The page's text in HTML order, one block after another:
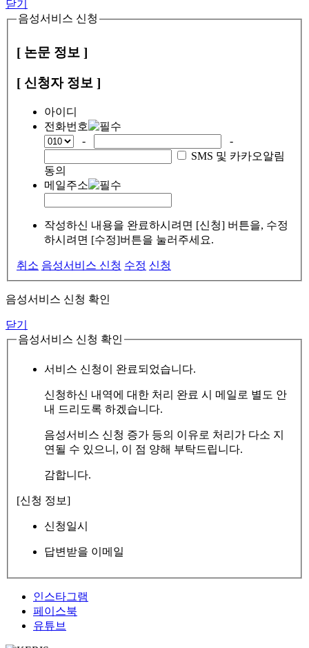
닫기
음성서비스 신청
[ 논문 정보 ]
[ 신청자 정보 ]
아이디
전화번호
-
-
SMS 및 카카오알림
동의
메일주소
작성하신 내용을 완료하시려면 [신청] 버튼을, 수정
하시려면 [수정]버튼을 눌러주세요.
취소 음성서비스 신청 수정 신청
음성서비스 신청 확인
닫기
음성서비스 신청 확인
서비스 신청이 완료되었습니다.
신청하신 내역에 대한 처리 완료 시 메일로 별도 안
내 드리도록 하겠습니다.
음성서비스 신청 증가 등의 이유로 처리가 다소 지
연될 수 있으니, 이 점 양해 부탁드립니다.
감합니다.
[신청 정보]
신청일시
답변받을 이메일
인스타그램
페이스북
유튜브